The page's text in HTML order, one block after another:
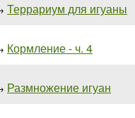
Террариум для игуаны
Кормление - ч. 4
Размножение игуан